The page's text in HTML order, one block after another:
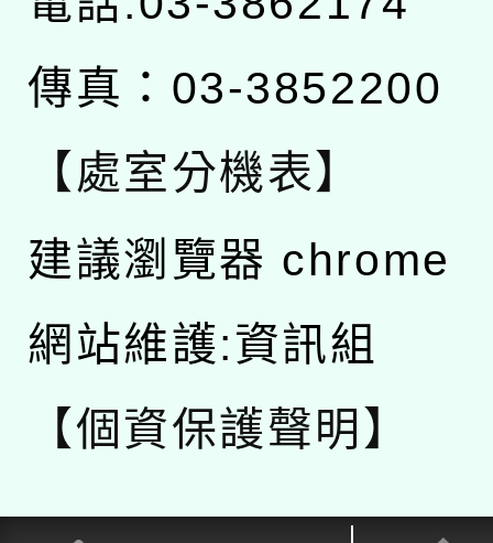
傳真：03-3852200
【處室分機表】
建議瀏覽器 chrome
網站維護:資訊組
【個資保護聲明】